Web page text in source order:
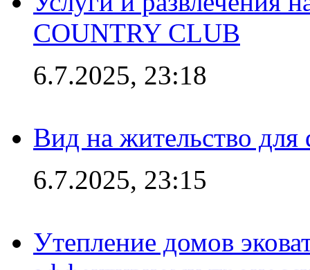
COUNTRY CLUB
6.7.2025, 23:18
Вид на жительство
6.7.2025, 23:15
Утепление домов